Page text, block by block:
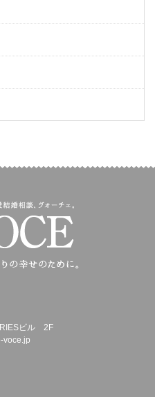
ビル 2F